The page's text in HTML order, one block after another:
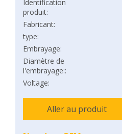
Identification
produit:
Fabricant:
type:
Embrayage:
Diamètre de
l'embrayage::
Voltage:
Aller au produit